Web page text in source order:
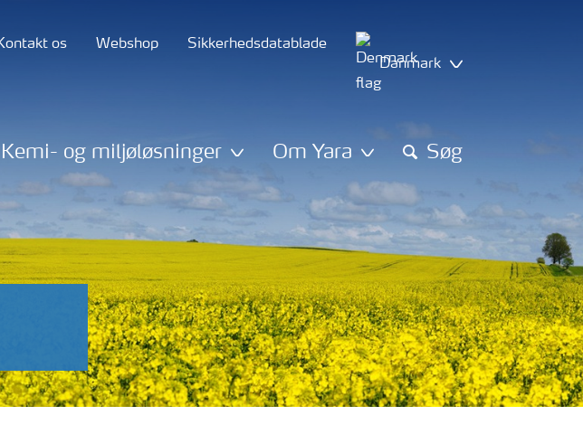
os Webshop
Sikkerhedsdatablade
Danmark
Kemi- og miljøløsninger Om Yara Søg